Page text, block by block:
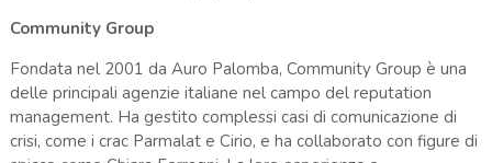
Community Group
Fondata nel 2001 da Auro Palomba, Community Group è una
delle principali agenzie italiane nel campo del reputation
management. Ha gestito complessi casi di comunicazione di
crisi, come i crac Parmalat e Cirio, e ha collaborato con figure di